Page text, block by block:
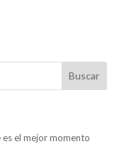
el mejor momento